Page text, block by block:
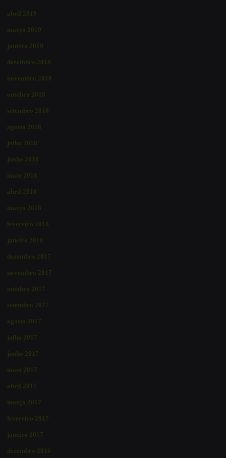
abril 2019
março 2019
janeiro 2019
dezembro 2018
novembro 2018
outubro 2018
setembro 2018
agosto 2018
julho 2018
junho 2018
maio 2018
abril 2018
março 2018
fevereiro 2018
janeiro 2018
dezembro 2017
novembro 2017
outubro 2017
setembro 2017
agosto 2017
julho 2017
junho 2017
maio 2017
abril 2017
março 2017
fevereiro 2017
janeiro 2017
dezembro 2016